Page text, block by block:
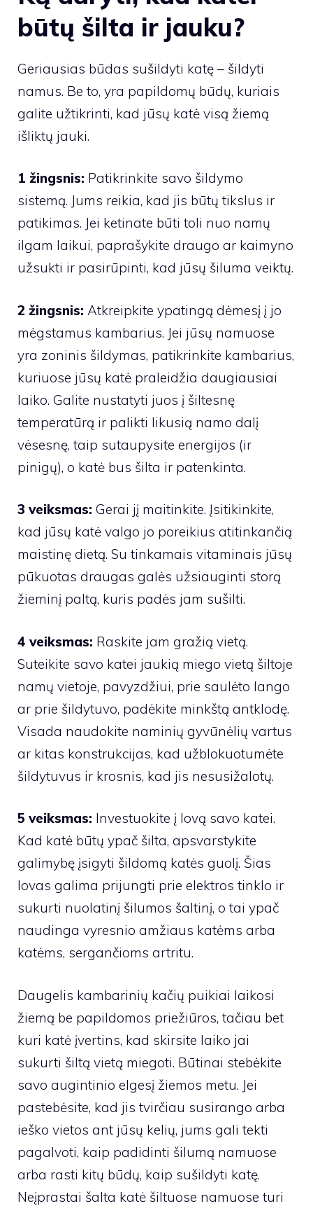
būtų šilta ir jauku?
Geriausias būdas sušildyti katę – šildyti
namus. Be to, yra papildomų būdų, kuriais
galite užtikrinti, kad jūsų katė visą žiemą
išliktų jauki.
1 žingsnis: Patikrinkite savo šildymo
sistemą. Jums reikia, kad jis būtų tikslus ir
patikimas. Jei ketinate būti toli nuo namų
ilgam laikui, paprašykite draugo ar kaimyno
užsukti ir pasirūpinti, kad jūsų šiluma veiktų.
2 žingsnis: Atkreipkite ypatingą dėmesį į jo
mėgstamus kambarius. Jei jūsų namuose
yra zoninis šildymas, patikrinkite kambarius,
kuriuose jūsų katė praleidžia daugiausiai
laiko. Galite nustatyti juos į šiltesnę
temperatūrą ir palikti likusią namo dalį
vėsesnę, taip sutaupysite energijos (ir
pinigų), o katė bus šilta ir patenkinta.
3 veiksmas: Gerai jį maitinkite. Įsitikinkite,
kad jūsų katė valgo jo poreikius atitinkančią
maistinę dietą. Su tinkamais vitaminais jūsų
pūkuotas draugas galės užsiauginti storą
žieminį paltą, kuris padės jam sušilti.
4 veiksmas: Raskite jam gražią vietą.
Suteikite savo katei jaukią miego vietą šiltoje
namų vietoje, pavyzdžiui, prie saulėto lango
ar prie šildytuvo, padėkite minkštą antklodę.
Visada naudokite naminių gyvūnėlių vartus
ar kitas konstrukcijas, kad užblokuotumėte
šildytuvus ir krosnis, kad jis nesusižalotų.
5 veiksmas: Investuokite į lovą savo katei.
Kad katė būtų ypač šilta, apsvarstykite
galimybę įsigyti šildomą katės guolį. Šias
lovas galima prijungti prie elektros tinklo ir
sukurti nuolatinį šilumos šaltinį, o tai ypač
naudinga vyresnio amžiaus katėms arba
katėms, sergančioms artritu.
Daugelis kambarinių kačių puikiai laikosi
žiemą be papildomos priežiūros, tačiau bet
kuri katė įvertins, kad skirsite laiko jai
sukurti šiltą vietą miegoti. Būtinai stebėkite
savo augintinio elgesį žiemos metu. Jei
pastebėsite, kad jis tvirčiau susirango arba
ieško vietos ant jūsų kelių, jums gali tekti
pagalvoti, kaip padidinti šilumą namuose
arba rasti kitų būdų, kaip sušildyti katę.
Neįprastai šalta katė šiltuose namuose turi